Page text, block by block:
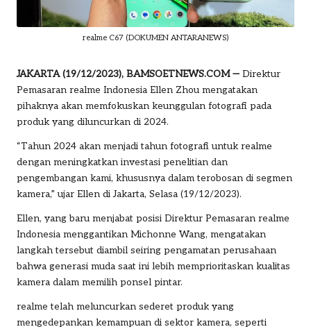
realme C67 (DOKUMEN ANTARANEWS)
JAKARTA (19/12/2023), BAMSOETNEWS.COM — Direktur
Pemasaran realme Indonesia Ellen Zhou mengatakan
pihaknya akan memfokuskan keunggulan fotografi pada
produk yang diluncurkan di 2024.
“Tahun 2024 akan menjadi tahun fotografi untuk realme
dengan meningkatkan investasi penelitian dan
pengembangan kami, khususnya dalam terobosan di segmen
kamera,” ujar Ellen di Jakarta, Selasa (19/12/2023).
Ellen, yang baru menjabat posisi Direktur Pemasaran realme
Indonesia menggantikan Michonne Wang, mengatakan
langkah tersebut diambil seiring pengamatan perusahaan
bahwa generasi muda saat ini lebih memprioritaskan kualitas
kamera dalam memilih ponsel pintar.
realme telah meluncurkan sederet produk yang
mengedepankan kemampuan di sektor kamera, seperti